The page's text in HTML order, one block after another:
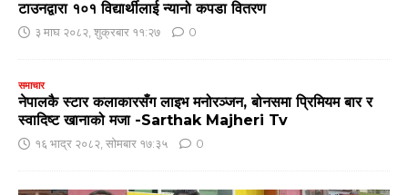
टाउनद्वारा १०१ विद्यार्थीलाई न्यानो कपडा वितरण
३ माघ २०८२, शुक्रबार ११:२७ 0
समाचार
नेपालकै स्टार कलाकारसँग लाइभ मनोरञ्जन, बोनसमा प्रिमियम बार र
स्वादिष्ट खानाको मजा -Sarthak Majheri Tv
१६ भाद्र २०८२, सोमबार १७:३५ 0